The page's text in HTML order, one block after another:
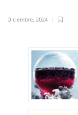
Diciembre, 2024